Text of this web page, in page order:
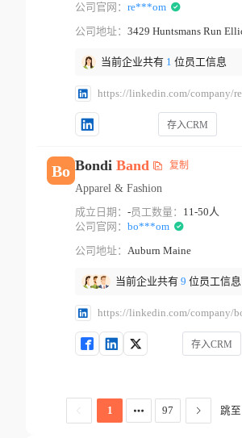
公司官网： re***om
公司地址：
当前企业共有 1 位员工信息
https://linkedin.com/company/
存入CRM
Bo Bondi Band 复制
Apparel & Fashion
成立日期： -员工数量： 11-50人
公司官网： bo***om
公司地址： Auburn Maine
当前企业共有 9 位员工信息
https://linkedin.com/company/
存入CRM
1 97 跳至